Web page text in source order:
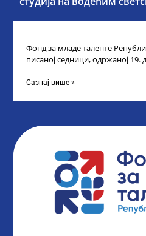
Фонд за младе таленте
писаној седници, одржаној 19.
Сазнај више »